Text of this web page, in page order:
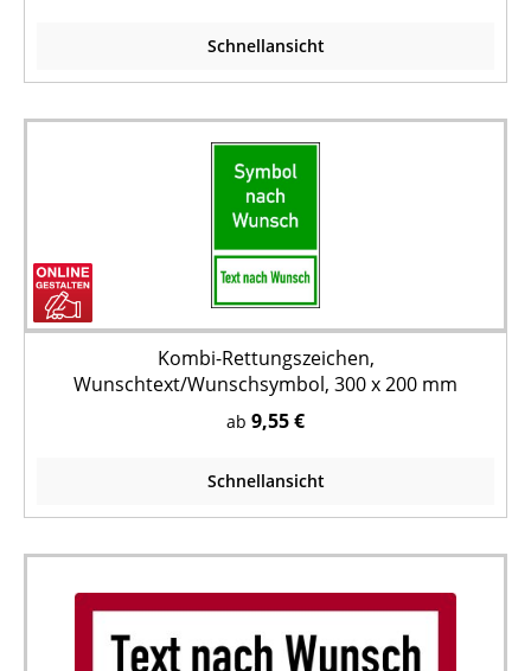
Schnellansicht
Kombi-Rettungszeichen,
Wunschtext/Wunschsymbol, 300 x 200 mm
ab 9,55 €
Schnellansicht